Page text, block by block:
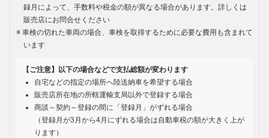
録月によって、手数料や税金の額が異なる場合があります。詳しくは
販売店にお問合せください
車検の切れた車両の場合、車検を取得するために必要な費用も含まれて
います
【ご注意】以下の場合などで支払総額が変わります
自宅などの指定の場所へ陸送納車を希望する場合
販売店所在地の所轄運輸支局以外で登録する場合
商談～契約～登録の間に「登録月」がずれる場合
（登録月が3月から4月にずれる場合は自動車税の額が大きく上が
ります）